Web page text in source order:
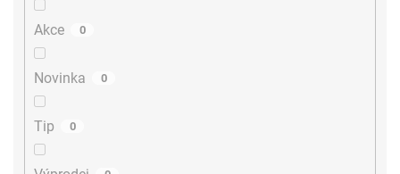
Akce 0
Novinka 0
Tip 0